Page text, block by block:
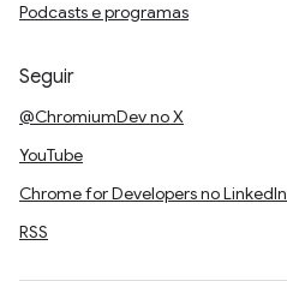
Podcasts e programas
Seguir
@ChromiumDev no X
YouTube
Chrome for Developers no LinkedIn
RSS